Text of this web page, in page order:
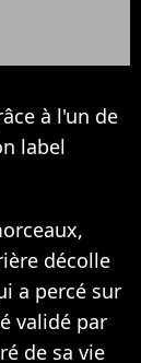
à l'un de
label
décolle
a percé sur
validé par
de sa vie